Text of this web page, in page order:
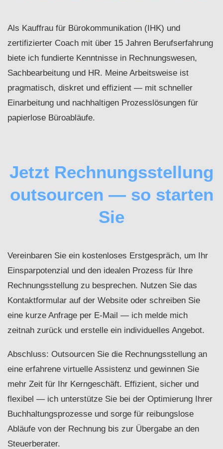
Als Kauffrau für Bürokommunikation (IHK) und
zertifizierter Coach mit über 15 Jahren Berufserfahrung
biete ich fundierte Kenntnisse in Rechnungswesen,
Sachbearbeitung und HR. Meine Arbeitsweise ist
pragmatisch, diskret und effizient — mit schneller
Einarbeitung und nachhaltigen Prozesslösungen für
papierlose Büroabläufe.
Jetzt Rechnungsstellung
outsourcen — so starten
Sie
Vereinbaren Sie ein kostenloses Erstgespräch, um Ihr
Einsparpotenzial und den idealen Prozess für Ihre
Rechnungsstellung zu besprechen. Nutzen Sie das
Kontaktformular auf der Website oder schreiben Sie
eine kurze Anfrage per E-Mail — ich melde mich
zeitnah zurück und erstelle ein individuelles Angebot.
Abschluss: Outsourcen Sie die Rechnungsstellung an
eine erfahrene virtuelle Assistenz und gewinnen Sie
mehr Zeit für Ihr Kerngeschäft. Effizient, sicher und
flexibel — ich unterstütze Sie bei der Optimierung Ihrer
Buchhaltungsprozesse und sorge für reibungslose
Abläufe von der Rechnung bis zur Übergabe an den
Steuerberater.